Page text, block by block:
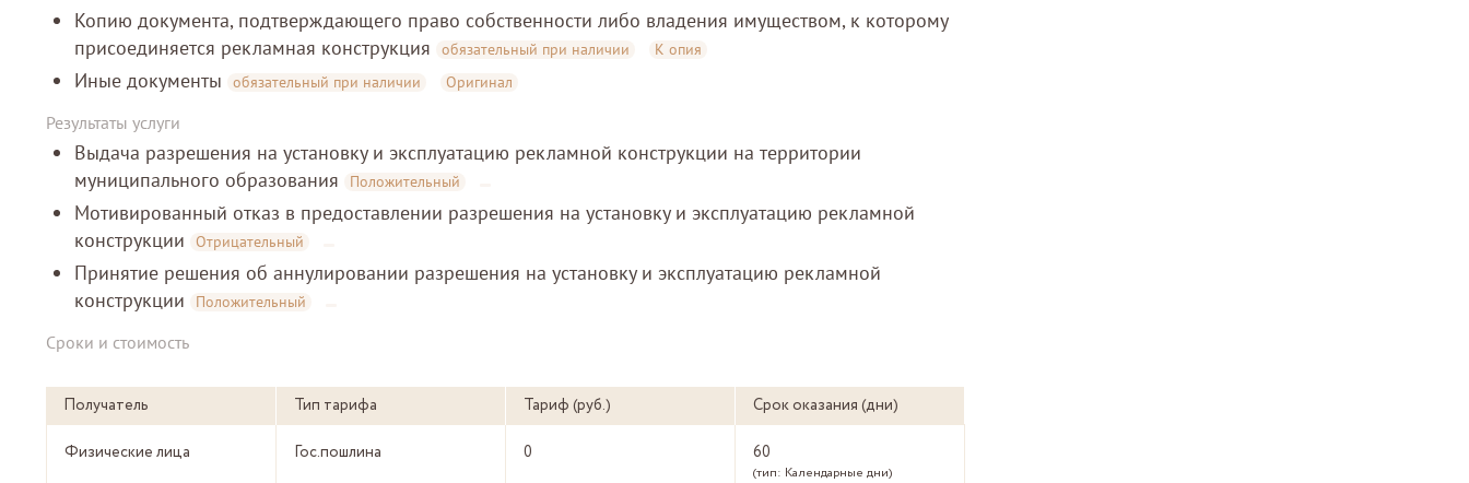
Копию документа, подтверждающего право собственности либо владения имуществом, к которому
присоединяется рекламная конструкция
обязательный при наличии К опия
Иные документы обязательный при наличии Оригинал
Результаты услуги
Выдача разрешения на установку и эксплуатацию рекламной конструкции на территории
муниципального образования
Положительный
Мотивированный отказ в предоставлении разрешения на установку и эксплуатацию рекламной
конструкции
Отрицательный
Принятие решения об аннулировании разрешения на установку и эксплуатацию рекламной
конструкции
Положительный
Сроки и стоимость
Получатель Тип тарифа Тариф (руб.) Срок оказания (дни)
Физические лица Гос.пошлина 0 60
(тип: Календарные дни)